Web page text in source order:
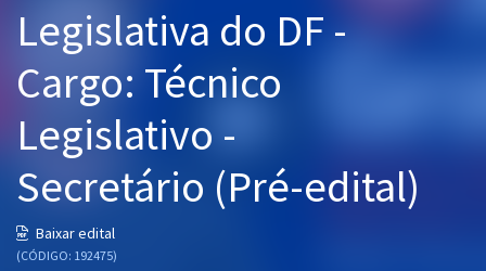
Pós
Graduação
OAB
Questões grátis
Legislativa do DF -
Cargo: Técnico
Legislativo -
Secretário (Pré-edital)
Baixar edital
(CÓDIGO: 192475)